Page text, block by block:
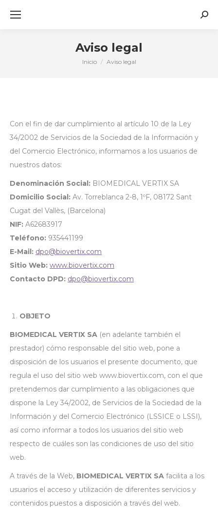
Aviso legal
Estás aquí:
Inicio Aviso legal
Con el fin de dar cumplimiento al artículo 10 de la Ley
34/2002 de Servicios de la Sociedad de la Información y
del Comercio Electrónico, informamos a los usuarios de
nuestros datos:
Denominación Social: BIOMEDICAL VERTIX SA
Domicilio Social: Av. Torreblanca 2-8, 1ºF, 08172 Sant
Cugat del Vallès, (Barcelona)
NIF: A62683917
Teléfono: 935441199
E-Mail: dpo@biovertix.com
Sitio Web: www.biovertix.com
Contacto DPD: dpo@biovertix.com
OBJETO
BIOMEDICAL VERTIX SA (en adelante también el
prestador) cómo responsable del sitio web, pone a
disposición de los usuarios el presente documento, que
regula el uso del sitio web www.biovertix.com, con el que
pretendemos dar cumplimiento a las obligaciones que
dispone la Ley 34/2002, de Servicios de la Sociedad de la
Información y del Comercio Electrónico (LSSICE o LSSI),
así como informar a todos los usuarios del sitio web
respecto de cuáles son las condiciones de uso del sitio
web.
A través de la Web, BIOMEDICAL VERTIX SA facilita a los
usuarios el acceso y utilización de diferentes servicios y
contenidos puestos a disposición a través del web.